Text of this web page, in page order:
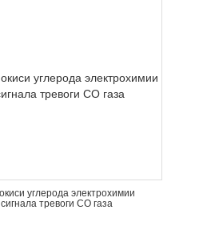
углерода электрохимии
тревоги CO газа